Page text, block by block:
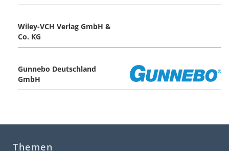
Wiley-VCH Verlag GmbH &
Co. KG
Gunnebo Deutschland
GmbH
Themen